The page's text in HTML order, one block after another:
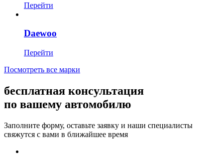
Перейти
Daewoo
Перейти
Посмотреть все марки
бесплатная консультация
по вашему автомобилю
Заполните форму, оставьте заявку и наши специалисты
свяжутся с вами в ближайшее время